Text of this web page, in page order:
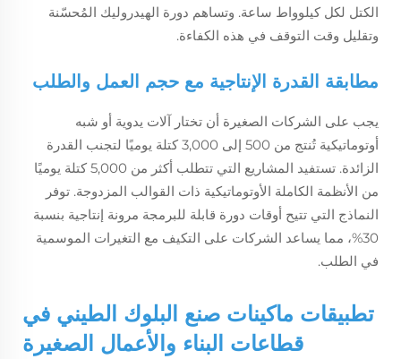
الكتل لكل كيلوواط ساعة. وتساهم دورة الهيدروليك المُحسّنة
وتقليل وقت التوقف في هذه الكفاءة.
مطابقة القدرة الإنتاجية مع حجم العمل والطلب
يجب على الشركات الصغيرة أن تختار آلات يدوية أو شبه
أوتوماتيكية تُنتج من 500 إلى 3,000 كتلة يوميًا لتجنب القدرة
الزائدة. تستفيد المشاريع التي تتطلب أكثر من 5,000 كتلة يوميًا
من الأنظمة الكاملة الأوتوماتيكية ذات القوالب المزدوجة. توفر
النماذج التي تتيح أوقات دورة قابلة للبرمجة مرونة إنتاجية بنسبة
30%، مما يساعد الشركات على التكيف مع التغيرات الموسمية
في الطلب.
تطبيقات ماكينات صنع البلوك الطيني في
قطاعات البناء والأعمال الصغيرة